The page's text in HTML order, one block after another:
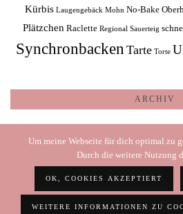
Kürbis Laugengebäck Mohn No-Bake
Plätzchen Raclette Regional Sauerteig
Synchronbacken Tarte Torte
ARCHIV
Archiv
IMPRESSUM
Um meine Webseite für dich optimal zu
Durch die weitere Nutzung
OK, COOKIES AKZEPTIERT
WEITERE INFORMATIONEN ZU